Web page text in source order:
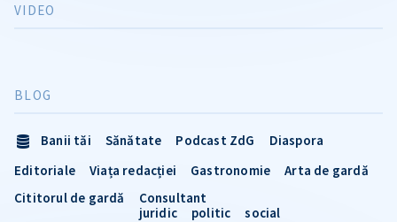
VIDEO
BLOG
Banii tăi Sănătate Podcast ZdG
Diaspora
Editoriale
Viața redacției Gastronomie
Arta de gardă
Cititorul de gardă
Consultant
juridic
politic social